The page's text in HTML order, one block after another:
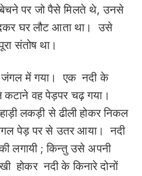
बेचने पर जो पैसे मिलते थे, उनसे
घर लौट आता था। उसे
संतोष था।
जंगल में गया। एक नदी के
वह पेड़पर चढ़ गया।
लकड़ी से ढीली होकर निकल
पेड़ पर से उतर आया। नदी
लगायी ; किन्तु उसे अपनी
होकर नदी के किनारे दोनों